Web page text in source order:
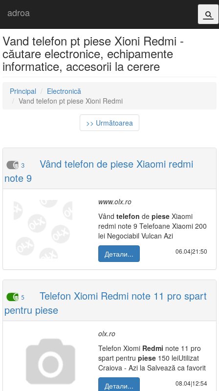
adroa
Vand telefon pt piese Xioni Redmi -
căutare electronice, echipamente
informatice, accesorii la cerere
Principal
Electronică
Vand telefon pt piese Xioni Redmi
>> Următoarea
3
Vând telefon de piese Xiaomi redmi
note 9
www.olx.ro
Vând telefon de piese Xiaomi
redmi note 9 Telefoane Xiaomi 200
lei Negociabil Vulcan Azi
Детали...
06.04|21:50
5
Telefon Xiomi Redmi note 11 pro spart
pentru piese
olx.ro
Telefon Xiomi Redmi note 11 pro
spart pentru piese 150 leiUtilizat
Craiova - Azi la Salvează ca favorit
Детали...
08.04|12:54